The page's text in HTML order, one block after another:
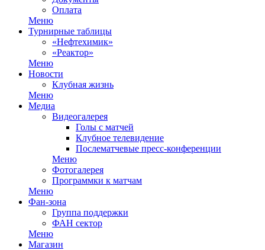
Оплата
Меню
Турнирные таблицы
«Нефтехимик»
«Реактор»
Меню
Новости
Клубная жизнь
Меню
Медиа
Видеогалерея
Голы с матчей
Клубное телевидение
Послематчевые пресс-конференции
Меню
Фотогалерея
Программки к матчам
Меню
Фан-зона
Группа поддержки
ФАН сектор
Меню
Магазин